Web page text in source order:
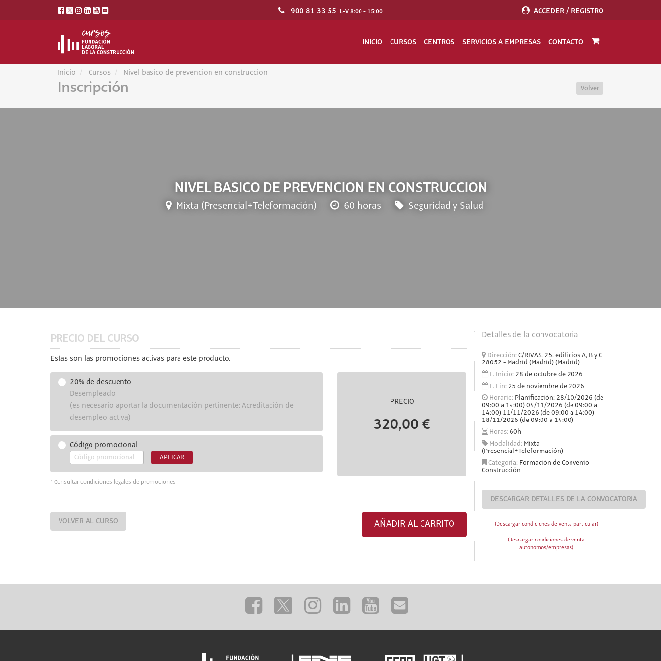
900 81 33 55 L-V 8:00 - 15:00 ACCEDER / REGISTRO
INICIO CURSOS CENTROS SERVICIOS A EMPRESAS CONTACTO
Inicio Cursos Nivel basico de prevencion en construccion
Inscripción Volver
NIVEL BASICO DE PREVENCION EN CONSTRUCCION
Mixta (Presencial+Teleformación) 60 horas Seguridad y Salud
PRECIO DEL CURSO
Estas son las promociones activas para este producto.
20% de descuento
Desempleado
(es necesario aportar la documentación pertinente: Acreditación de
desempleo activa)
Código promocional
APLICAR
PRECIO
320,00 €
* Consultar condiciones legales de promociones
VOLVER AL CURSO AÑADIR AL CARRITO
Detalles de la convocatoria
Dirección: C/RIVAS, 25. edificios A, B y C
28052 - Madrid (Madrid) (Madrid)
F. Inicio: 28 de octubre de 2026
F. Fin: 25 de noviembre de 2026
Horario: Planificación: 28/10/2026 (de
09:00 a 14:00) 04/11/2026 (de 09:00 a
14:00) 11/11/2026 (de 09:00 a 14:00)
18/11/2026 (de 09:00 a 14:00)
Horas: 60h
Modalidad: Mixta
(Presencial+Teleformación)
Categoría: Formación de Convenio
Construcción
DESCARGAR DETALLES DE LA CONVOCATORIA
(Descargar condiciones de venta particular)
(Descargar condiciones de venta
autonomos/empresas)